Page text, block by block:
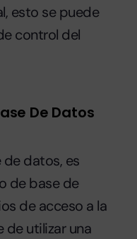
esto se puede
control del
De Datos
de datos, es
de base de
de acceso a la
de utilizar una